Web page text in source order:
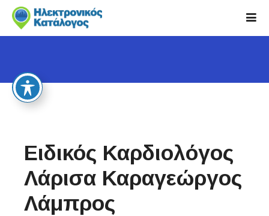
i
Ειδικός Καρδιολόγος
Λάρισα Καραγεώργος
Λάμπρος